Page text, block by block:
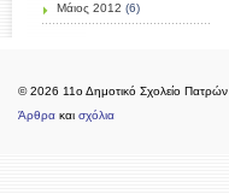
Μάιος 2012 (6)
© 2026 11ο Δημοτικό Σχολείο Πατρών
Άρθρα και σχόλια